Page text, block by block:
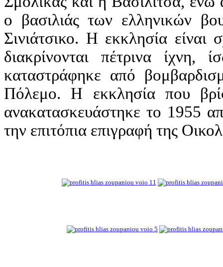
ο βασιλιάς των ελληνικών
Σινιάτσικο. Η εκκλησία
διακρίνονται πέτρινα
καταστράφηκε από
Πόλεμο. Η εκκλησία που
ανακατασκευάστηκε το 1955
την επιτόπια επιγραφή της